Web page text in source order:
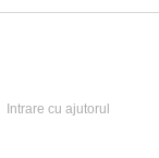
Intrare cu ajutorul